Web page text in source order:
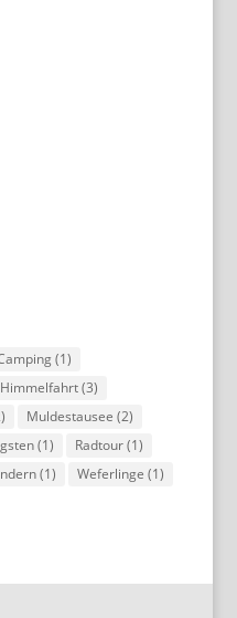
(1)
Himmelfahrt(3)
Muldestausee (2)
(1) Radtour(1)
(1) Weferlinge (1)